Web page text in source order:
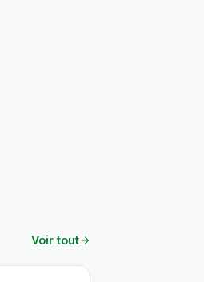
Voir tout